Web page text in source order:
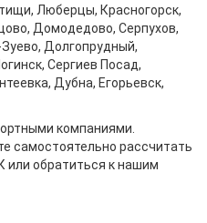
Люберцы, Красногорск,
Домодедово, Серпухов,
Долгопрудный,
Сергиев Посад,
Дубна, Егорьевск,
компаниями.
самостоятельно рассчитать
или обратиться к нашим